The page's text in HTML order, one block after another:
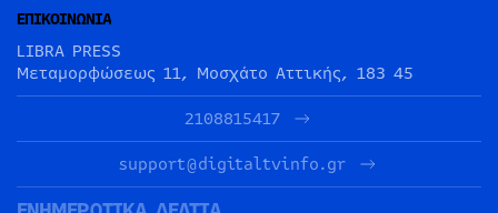
ΕΠΙΚΟΙΝΩΝΙΑ
LIBRA PRESS
Μεταμορφώσεως 11, Μοσχάτο Αττικής, 183 45
2108815417
support@digitaltvinfo.gr